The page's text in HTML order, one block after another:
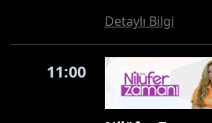
Detaylı Bilgi
11:00